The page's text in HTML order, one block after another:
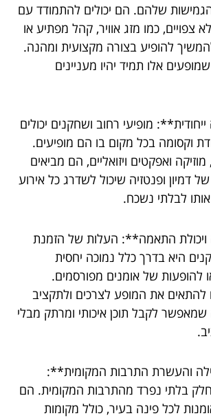
שלהם. הם יכולים להתמודד עם
צפויים, כמו מזג אוויר, קהל מפתיע או
להופיע בצורה מקצועית ומהנה.
אלו תמיד יהיו מעניינים
מופיעי רחוב ושחקנים יכולים
וקסומה בכל מקום בו הם מופיעים.
ואפקטים ויזואליים, הם מביאים
דמיון ופנטזיה שיכול לשדרג כל אירוע
לבלתי נשכח.
התאמה**: העלות של הזמנת
היא בדרך כלל נמוכה יחסית
להופעות של אומנים מפורסמים.
להתאים את המופע לצרכים ולתקציב
לקבל תוכן איכותי ומרתק מבלי
והעשרת התרבות המקומית**:
בלתי נפרד מהתרבות המקומית. הם
לכל פינה בעיר, כולל מקומות